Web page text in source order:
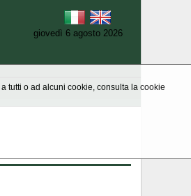
giovedì 6 agosto 2026
tutti o ad alcuni cookie, consulta la cookie